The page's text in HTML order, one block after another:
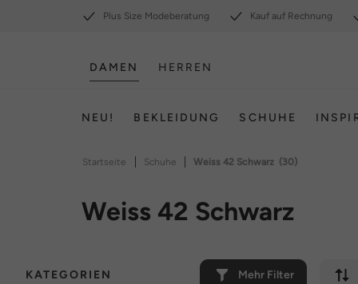
Plus Size Modeberatung Kauf auf Rechnung
DAMEN HERREN
NEU! BEKLEIDUNG SCHUHE
Startseite | Schuhe | Weiss 42 Schwarz (30)
Weiss 42 Schwarz
KATEGORIEN Mehr Filter